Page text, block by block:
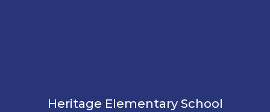
Heritage Elementary School